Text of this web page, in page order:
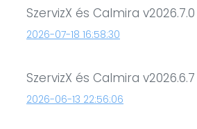
SzervizX és Calmira v2026.7.0
2026-07-18 16:58:30
SzervizX és Calmira v2026.6.7
2026-06-13 22:56:06